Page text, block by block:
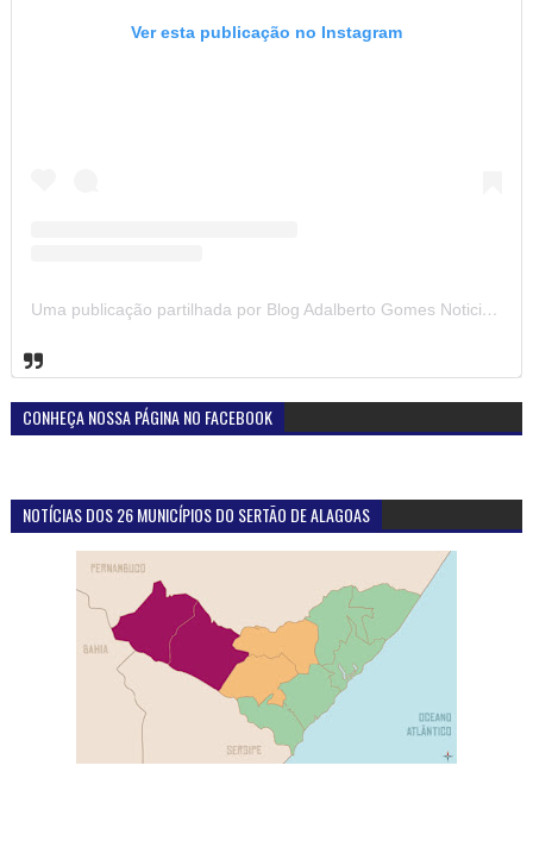
Ver esta publicação no Instagram
Uma publicação partilhada por Blog Adalberto Gomes Noticias (@blogadalbertogomesnoticiass)
CONHEÇA NOSSA PÁGINA NO FACEBOOK
NOTÍCIAS DOS 26 MUNICÍPIOS DO SERTÃO DE ALAGOAS